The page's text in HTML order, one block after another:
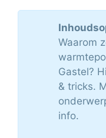
Waarom
Gastel?
& tricks.
info.